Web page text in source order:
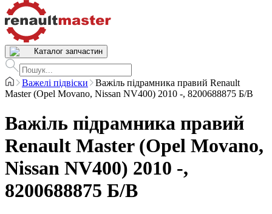
Каталог запчастин
Важелі підвіски
Важіль підрамника правий Renault
Master (Opel Movano, Nissan NV400) 2010 -, 8200688875 Б/В
Важіль підрамника правий
Renault Master (Opel Movano,
Nissan NV400) 2010 -,
8200688875 Б/В